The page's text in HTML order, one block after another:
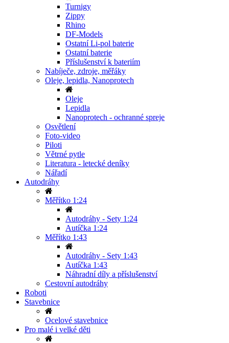
Turnigy
Zippy
Rhino
DF-Models
Ostatní Li-pol baterie
Ostatní baterie
Příslušenství k bateriím
Nabíječe, zdroje, měřáky
Oleje, lepidla, Nanoprotech
Oleje
Lepidla
Nanoprotech - ochranné spreje
Osvětlení
Foto-video
Piloti
Větrné pytle
Literatura - letecké deníky
Nářadí
Autodráhy
Měřítko 1:24
Autodráhy - Sety 1:24
Autíčka 1:24
Měřítko 1:43
Autodráhy - Sety 1:43
Autíčka 1:43
Náhradní díly a příslušenství
Cestovní autodráhy
Roboti
Stavebnice
Ocelové stavebnice
Pro malé i velké děti